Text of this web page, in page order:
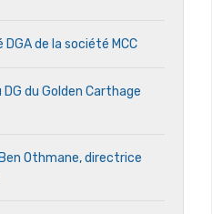
de la société MCC
du Golden Carthage
Othmane, directrice